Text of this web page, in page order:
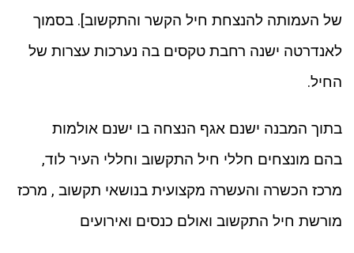
של העמותה להנצחת חיל הקשר והתקשוב]. בסמוך
לאנדרטה ישנה רחבת טקסים בה נערכות עצרות של
החיל.
בתוך המבנה ישנם אגף הנצחה בו ישנם אולמות
בהם מונצחים חללי חיל התקשוב וחללי העיר לוד,
מרכז הכשרה והעשרה מקצועית בנושאי תקשוב , מרכז
מורשת חיל התקשוב ואולם כנסים ואירועים